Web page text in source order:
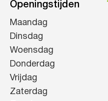
Openingstijden
Maandag
Dinsdag
Woensdag
Donderdag
Vrijdag
Zaterdag